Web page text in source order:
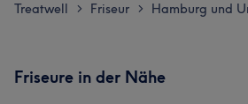
Treatwell > Friseur > Hamburg und
Friseure in der Nähe